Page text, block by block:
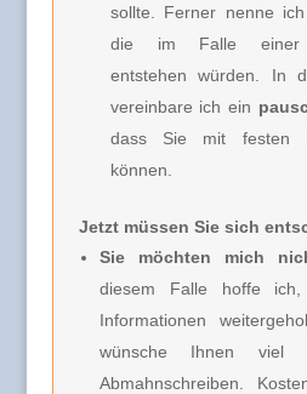
sollte. Ferner nenne
die im Falle einer
entstehen würden. In
vereinbare ich ein
dass Sie mit festen
können.
Jetzt müssen Sie sich
Sie möchten mich
diesem Falle hoffe
Informationen
wünsche Ihnen viel
Abmahnschreiben.